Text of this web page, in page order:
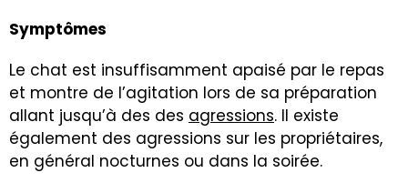
Symptômes
Le chat est insuffisamment apaisé par le repas
et montre de l’agitation lors de sa préparation
allant jusqu’à des des agressions. Il existe
également des agressions sur les propriétaires,
en général nocturnes ou dans la soirée.